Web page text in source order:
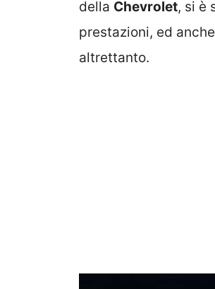
della Chevrolet, si è
prestazioni, ed
altrettanto.